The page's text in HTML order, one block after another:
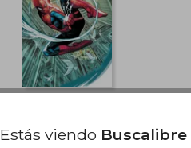
45%
dcto. $
Vol. 1: Get Back Up (en
Inglés)
Estás viendo